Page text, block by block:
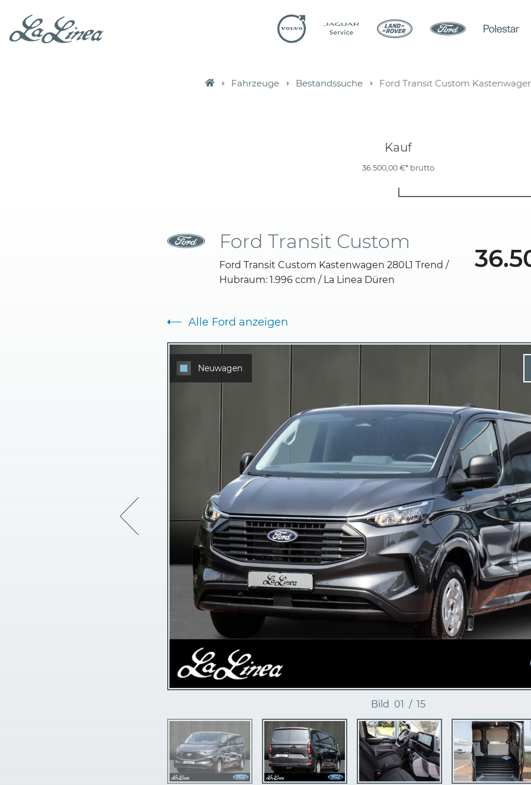
Fahrzeuge Bestandssuche Ford Transit Custom
Kauf
36.500,00 €* brutto
Ford Transit Custom
Ford Transit Custom Kastenwagen 280L1 Trend /
Hubraum: 1.996 ccm / La Linea Düren
Alle Ford anzeigen
Neuwagen
Bild 01 / 15